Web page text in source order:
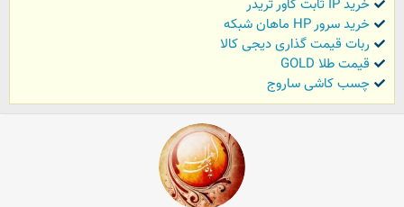
خرید IP ثابت کاور تریدر
خرید سرور HP ماهان شبکه
ربات قیمت گذاری دیجی کالا
قیمت طلا GOLD
چسب کاشی ساروج